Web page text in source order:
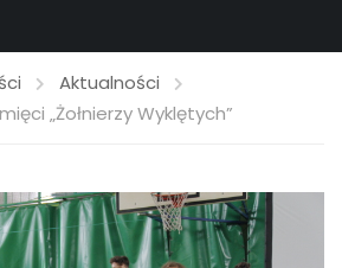
Aktualności
„Żołnierzy Wyklętych”